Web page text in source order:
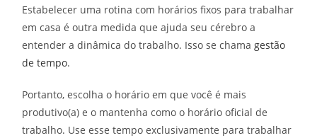
Estabelecer uma rotina com horários fixos para trabalhar
em casa é outra medida que ajuda seu cérebro a
entender a dinâmica do trabalho. Isso se chamagestão
de tempo.
Portanto, escolha o horário em que você é mais
produtivo(a) e o mantenha como o horário oficial de
trabalho. Use esse tempo exclusivamente para trabalhar